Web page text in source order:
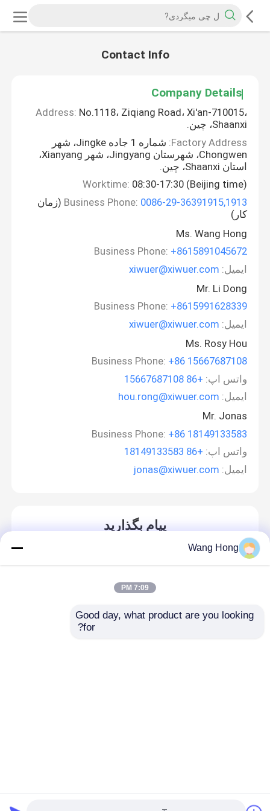
Contact Info
Company Details
Address: No.1118، Ziqiang Road، Xi'an-710015،
Shaanxi، چین.
Factory Address:
شماره 1 جاده Jingke، شهر
Chongwen، شهرستان Jingyang، شهر Xianyang،
استان Shaanxi، چین.
Worktime: 08:30-17:30 (Beijing time)
Business Phone: 0086-29-36391915,1913
(زمان
کار)
Ms. Wang Hong
Business Phone: +8615891045672
ایمیل: xiwuer@xiwuer.com
Mr. Li Dong
Business Phone: +8615991628339
ایمیل: xiwuer@xiwuer.com
Ms. Rosy Hou
Business Phone: +86 15667687108
واتس اپ: +86 15667687108
ایمیل: hou.rong@xiwuer.com
Mr. Jonas
Business Phone: +86 18149133583
واتس اپ: +86 18149133583
ایمیل: jonas@xiwuer.com
پیام بگذارید
ما به زودی با شما تماس خواهیم گرفتWang Hong
7:09 PM
Good day, what product are you looking
for?